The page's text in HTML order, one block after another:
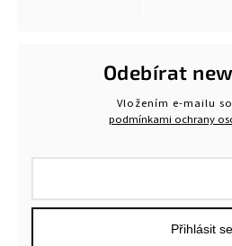
Odebírat
Vložením e-mailu
podmínkami ochrany
Přihlásit se